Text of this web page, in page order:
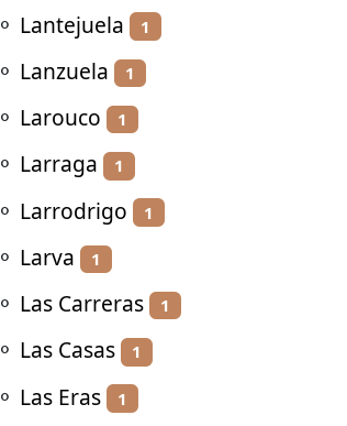
⚬ Lantejuela 1
⚬ Lanzuela 1
⚬ Larouco 1
⚬ Larraga 1
⚬ Larrodrigo 1
⚬ Larva 1
⚬ Las Carreras 1
⚬ Las Casas 1
⚬ Las Eras 1